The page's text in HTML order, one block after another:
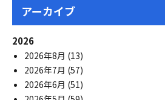
アーカイブ
2026
2026年8月 (13)
2026年7月 (57)
2026年6月 (51)